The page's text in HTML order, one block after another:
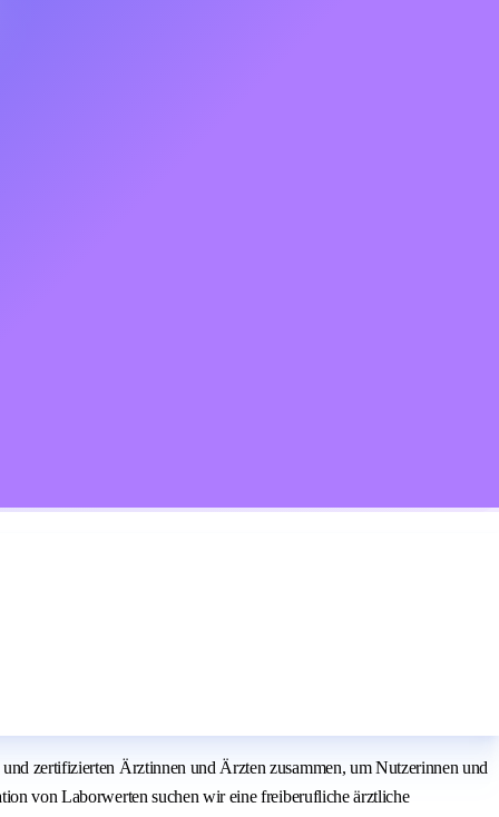
zertifizierten Ärztinnen und Ärzten zusammen, um Nutzerinnen und
von Laborwerten suchen wir eine freiberufliche ärztliche